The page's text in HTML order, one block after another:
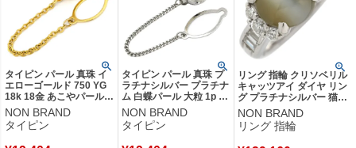
タイピン パール 真珠 イ
エローゴールド 750 YG
18k 18金 あこやパール 1
粒 一粒パール タイタッ
クピン 9.1mm 【中古】
NON BRAND
タイピン
タイピン パール 真珠 プ
ラチナシルバー プラチナ
ム 白蝶パール 大粒 1p 一
粒パール PT タイタック
11.60mm 【中古】
NON BRAND
タイピン
リング 指輪 クリソベリル
キャッツアイ ダイヤ リン
グ プラチナシルバー 猫目
石 プラチナム カボション
カット PT ダイヤモンド
10.5号 【中古】
NON BRAND
リング 指輪